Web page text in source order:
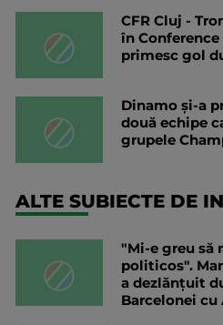
CFR Cluj -
în
primesc gol
Dinamo și-a
două echipe
grupele
ALTE SUBIECTE DE
"Mi-e greu să
politicos".
a dezlănțuit
Barcelonei